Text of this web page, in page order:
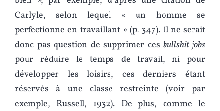
Carlyle, selon lequel « un homme se
perfectionne en travaillant » (p. 347). Il ne serait
donc pas question de supprimer cesbullshit jobs
pour réduire le temps de travail, ni pour
développer les loisirs, ces derniers étant
réservés à une classe restreinte (voir par
exemple, Russell, 1932). De plus, comme le